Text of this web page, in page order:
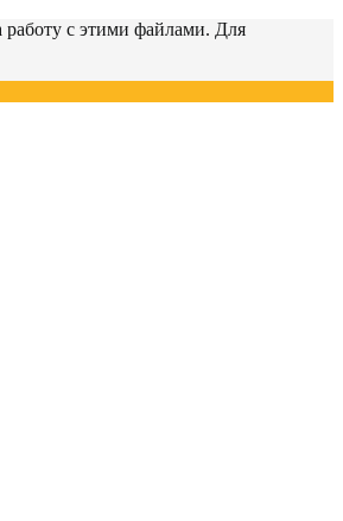
работу с этими файлами. Для